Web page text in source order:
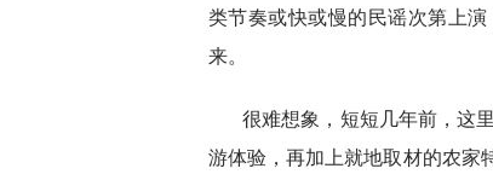
类节奏或快或慢的民谣次第上
来。
很难想象，短短几年前，这
游体验，再加上就地取材的农家